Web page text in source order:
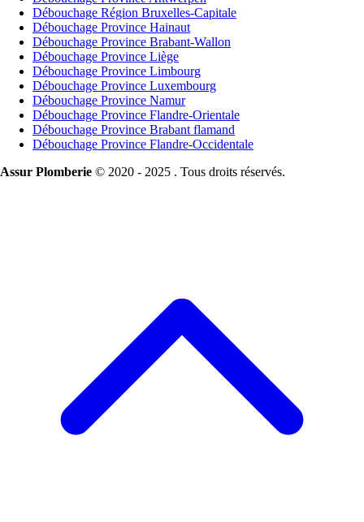
Débouchage Région Bruxelles-Capitale
Débouchage Province Hainaut
Débouchage Province Brabant-Wallon
Débouchage Province Liège
Débouchage Province Limbourg
Débouchage Province Luxembourg
Débouchage Province Namur
Débouchage Province Flandre-Orientale
Débouchage Province Brabant flamand
Débouchage Province Flandre-Occidentale
Assur Plomberie © 2020 - 2025 . Tous droits réservés.